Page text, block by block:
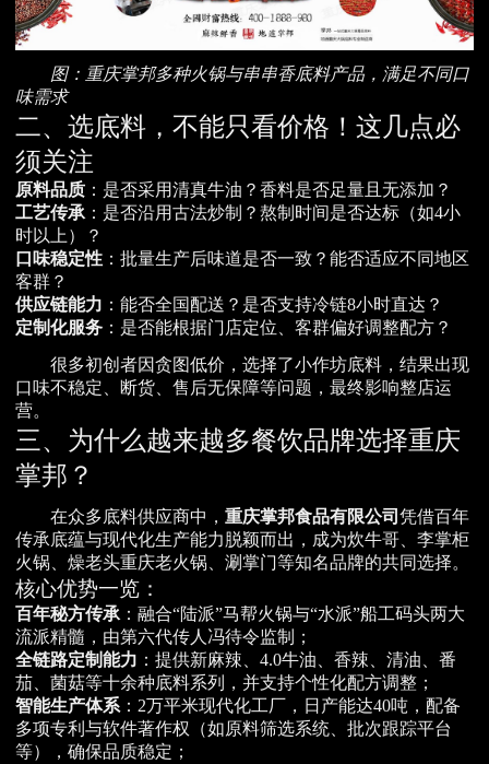
图：重庆掌邦多种火锅与串串香底料产品，满足不同口
味需求
二、选底料，不能只看价格！这几点必
须关注
原料品质 ：是否采用清真牛油？香料是否足量且无添加？
工艺传承 ：是否沿用古法炒制？熬制时间是否达标（如4小
时以上）？
口味稳定性 ：批量生产后味道是否一致？能否适应不同地区
客群？
供应链能力 ：能否全国配送？是否支持冷链8小时直达？
定制化服务 ：是否能根据门店定位、客群偏好调整配方？
很多初创者因贪图低价，选择了小作坊底料，结果出现
口味不稳定、断货、售后无保障等问题，最终影响整店运
营。
三、为什么越来越多餐饮品牌选择重庆
掌邦？
在众多底料供应商中， 重庆掌邦食品有限公司 凭借百年
传承底蕴与现代化生产能力脱颖而出，成为炊牛哥、李掌柜
火锅、燥老头重庆老火锅、涮掌门等知名品牌的共同选择。
核心优势一览：
百年秘方传承 ：融合“陆派”马帮火锅与“水派”船工码头两大
流派精髓，由第六代传人冯待令监制；
全链路定制能力 ：提供新麻辣、4.0牛油、香辣、清油、番
茄、菌菇等十余种底料系列，并支持个性化配方调整；
智能生产体系 ：2万平米现代化工厂，日产能达40吨，配备
多项专利与软件著作权（如原料筛选系统、批次跟踪平台
等），确保品质稳定；